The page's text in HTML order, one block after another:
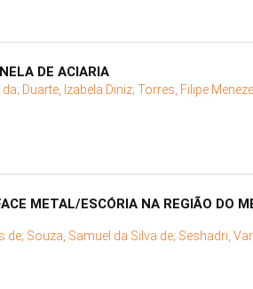
DE ACIARIA
Duarte, Izabela Diniz; Torres, Filipe
METAL/ESCÓRIA NA REGIÃO DO
de; Souza, Samuel da Silva de; Seshadri,